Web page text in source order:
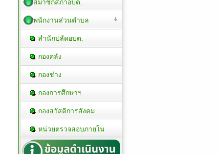
สมาชิกสภาอบต.
พนักงานส่วนตำบล
สำนักปลัดอบต.
กองคลัง
กองช่าง
กองการศึกษาฯ
กองสวัสดิการสังคม
หน่วยตรวจสอบภายใน